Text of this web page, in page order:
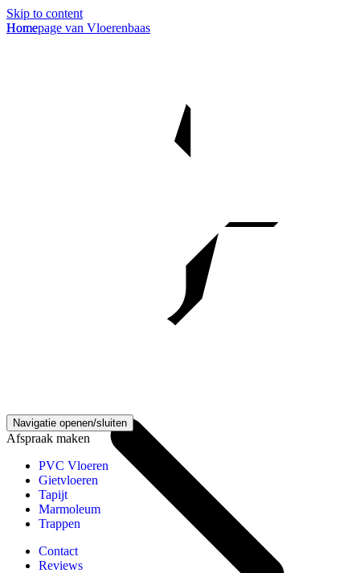
Skip to content
Homepage van Vloerenbaas
Navigatie openen/sluiten
Afspraak maken
PVC Vloeren
Gietvloeren
Tapijt
Marmoleum
Trappen
Contact
Reviews
Home